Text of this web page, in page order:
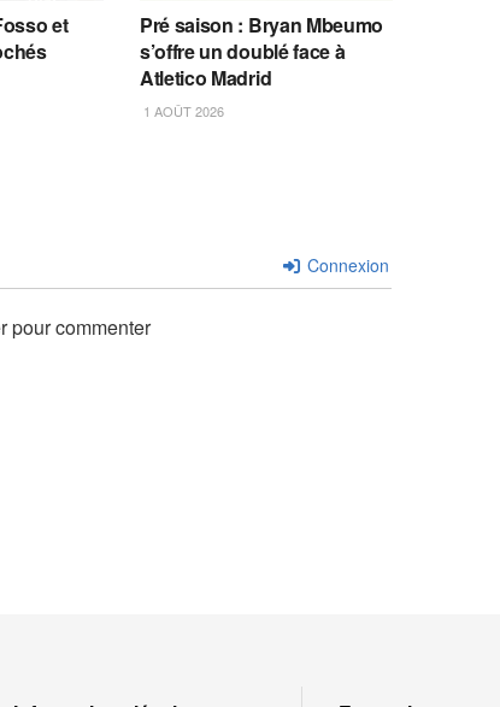
et
Pré saison : Bryan Mbeumo
s’offre un doublé face à
Atletico Madrid
1 AOÛT 2026
Connexion
pour commenter